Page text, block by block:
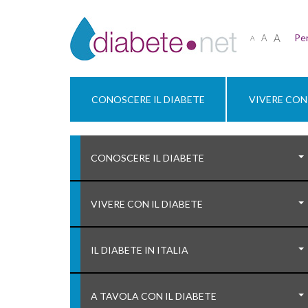
A A A
CONOSCERE IL DIABETE VIVERE
CONOSCERE IL DIABETE
VIVERE CON IL DIABETE
IL DIABETE IN ITALIA
A TAVOLA CON IL DIABETE